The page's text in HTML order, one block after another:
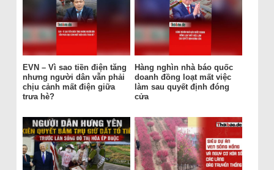
EVN – Vì sao tiền điện tăng
nhưng người dân vẫn phải
chịu cảnh mất điện giữa
trưa hè?
Hàng nghìn nhà báo quốc
doanh đồng loạt mất việc
làm sau quyết định đóng
cửa